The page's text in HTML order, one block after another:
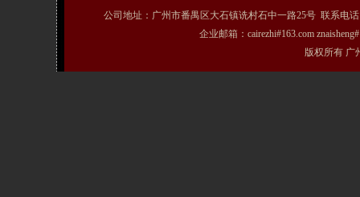
公司地址：广州市番禺区大石镇诜村石中一路25号 联系电话
企业邮箱：cairezhi#163.com
版权所有 广